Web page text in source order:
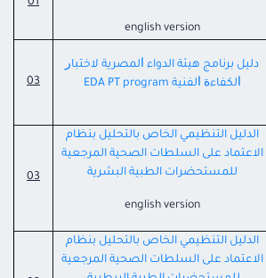
english version
01
دليل برنامج هيئة الدواء ﺍﻟﻤﺼﺮﻳﺔ ﻻﺧﺘﺒﺎﺭ
ﺍﻟﻜﻔﺎءﺓ ﺍﻟﻔﻨﻴﺔ EDA PT program
03
الدليل التنظيمي الخاص بالتحليل بنظام
الاعتماد على السلطات الصحية المرجعية
للمستحضرات الطبية البشرية
english version
03
الدليل التنظيمي الخاص بالتحليل بنظام
الاعتماد على السلطات الصحية المرجعية